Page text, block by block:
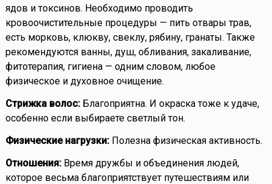
ядов и токсинов. Необходимо проводить
кровоочистительные процедуры — пить отвары трав,
есть морковь, клюкву, свеклу, рябину, гранаты. Также
рекомендуются ванны, душ, обливания, закаливание,
фитотерапия, гигиена — одним словом, любое
физическое и духовное очищение.
Стрижка волос:Благоприятна. И окраска тоже к удаче,
особенно если выбираете светлый тон.
Физические нагрузки:Полезна физическая активность.
Отношения:Время дружбы и объединения людей,
которое весьма благоприятствует путешествиям или